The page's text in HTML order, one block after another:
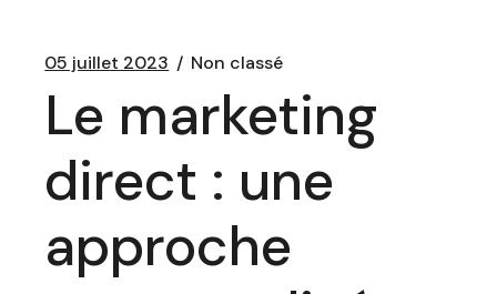
05 juillet 2023 Non classé
Le marketing
direct : une
approche